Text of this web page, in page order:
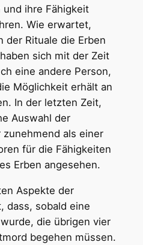
und ihre Fähigkeit
Wie erwartet,
Rituale die Erben
sich mit der Zeit
eine andere Person,
Möglichkeit erhält an
In der letzten Zeit,
Auswahl der
als einer
für die Fähigkeiten
Erben angesehen.
Aspekte der
dass, sobald eine
die übrigen vier
begehen müssen.